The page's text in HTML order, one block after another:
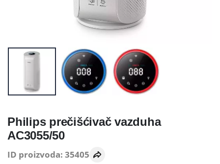
Philips prečišćivač vazduha
AC3055/50
ID proizvoda: 35405